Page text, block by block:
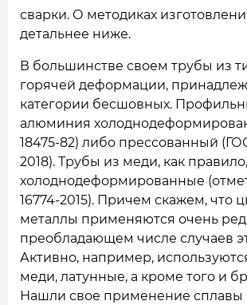
сварки. О методиках
детальнее ниже.
В большинстве своем трубы из
горячей деформации,
категории бесшовных.
алюминия
18475-82) либо прессованный
2018). Трубы из меди, как правило,
холоднодеформированные
16774-2015). Причем скажем, что
металлы применяются очень
преобладающем числе случаев
Активно, например,
меди, латунные, а кроме того и
Нашли свое применение сплавы